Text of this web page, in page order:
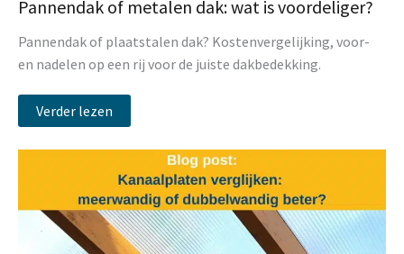
Pannendak of metalen dak: wat is voordeliger?
Pannendak of plaatstalen dak? Kostenvergelijking, voor-
en nadelen op een rij voor de juiste dakbedekking.
Verder lezen